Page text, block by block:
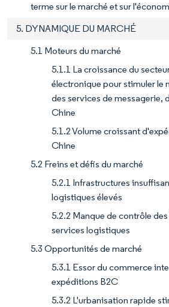
terme sur le marché et sur
5. DYNAMIQUE DU MARCHÉ
5.1 Moteurs du marché
5.1.1 La croissance du
électronique pour stimuler le
des services de messagerie,
Chine
5.1.2 Volume croissant
Chine
5.2 Freins et défis du marché
5.2.1 Infrastructures
logistiques élevés
5.2.2 Manque de contrôle
services logistiques
5.3 Opportunités de marché
5.3.1 Essor du commerce
expéditions B2C
5.3.2 L'urbanisation rapide